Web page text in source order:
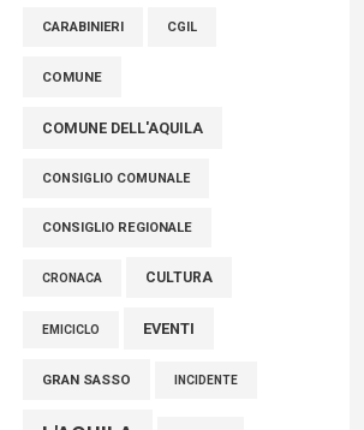
tra cui molti abruzzesi"
06 Agosto 2026
CARABINIERI CGIL
COMUNE
COMUNE DELL'AQUILA
CONSIGLIO COMUNALE
CONSIGLIO REGIONALE
CRONACA CULTURA
EMICICLO EVENTI
GRAN SASSO INCIDENTE